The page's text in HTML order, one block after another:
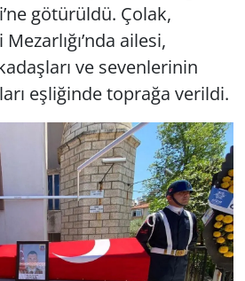
götürüldü. Çolak,
ailesi,
ve sevenlerinin
eşliğinde toprağa verildi.